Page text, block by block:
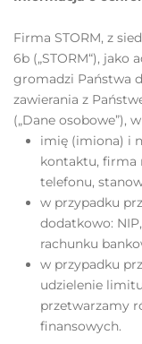
Firma STORM, z
6b („STORM“),
gromadzi Państwa
zawierania z
(„Dane osobowe”),
imię (imiona) i
kontaktu, firma
telefonu,
w przypadku
dodatkowo:
rachunku
w przypadku
udzielenie
przetwarzamy
finansowych.